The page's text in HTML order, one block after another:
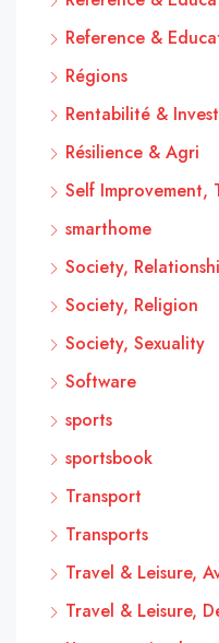
Reference &
Régions
Rentabilité &
Résilience & Agri
Self Improvement,
smarthome
Society,
Society, Religion
Society, Sexuality
Software
sports
sportsbook
Transport
Transports
Travel & Leisure,
Travel & Leisure,